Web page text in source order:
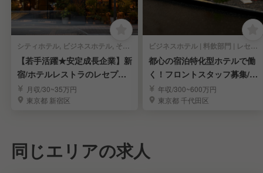
シティホテル, ビジネスホテル, その他ホテル | 料飲部門 | イタリアン, 洋食・西洋料理 | レセプション・レストランレセプション
【若手活躍★安定成長企業】新
宿/ホテルレストラのレセプシ
ョンスタッフ募集！
月収/30~35万円
東京都 新宿区
ビジネスホテル | 料飲部門 | レセプション・レストランレセプション
都心の宿泊特化型ホテルで働
く！フロントスタッフ募集/福
利厚生充実
年収/300~600万円
東京都 千代田区
同じエリアの求人